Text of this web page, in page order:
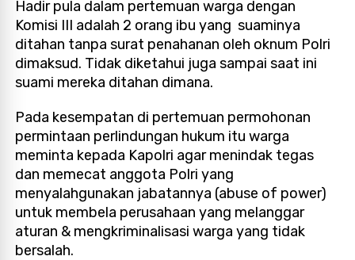
Hadir pula dalam pertemuan warga dengan
Komisi III adalah 2 orang ibu yang suaminya
ditahan tanpa surat penahanan oleh oknum Polri
dimaksud. Tidak diketahui juga sampai saat ini
suami mereka ditahan dimana.
Pada kesempatan di pertemuan permohonan
permintaan perlindungan hukum itu warga
meminta kepada Kapolri agar menindak tegas
dan memecat anggota Polri yang
menyalahgunakan jabatannya (abuse of power)
untuk membela perusahaan yang melanggar
aturan & mengkriminalisasi warga yang tidak
bersalah.